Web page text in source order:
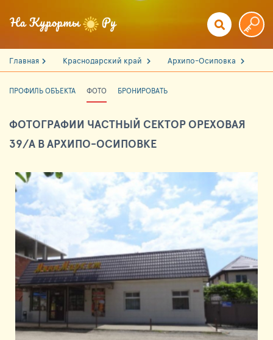
Главная Краснодарский край Архипо-Осиповка
ПРОФИЛЬ ОБЪЕКТА ФОТО БРОНИРОВАТЬ
ФОТОГРАФИИ ЧАСТНЫЙ СЕКТОР ОРЕХОВАЯ
39/А В АРХИПО-ОСИПОВКЕ